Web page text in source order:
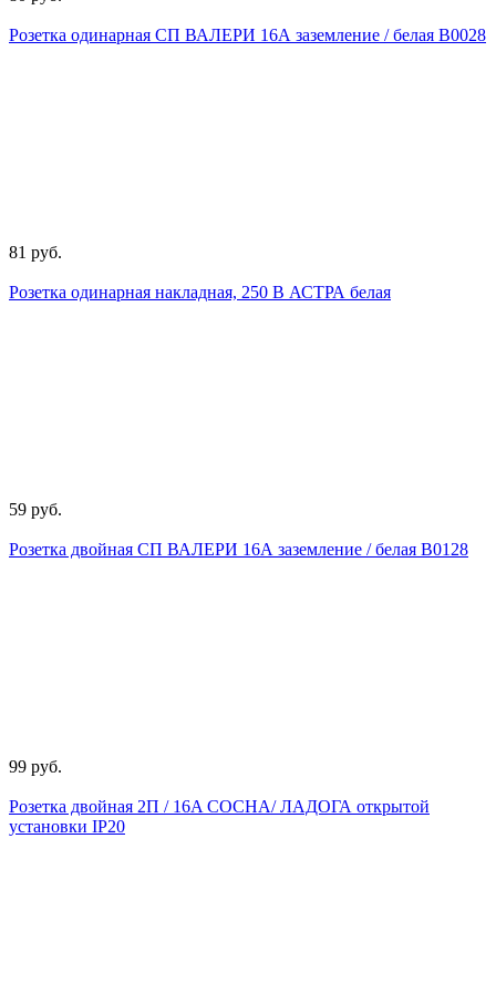
Розетка одинарная СП ВАЛЕРИ 16А заземление / белая В0028
81 руб.
Розетка одинарная накладная, 250 В АСТРА белая
59 руб.
Розетка двойная СП ВАЛЕРИ 16А заземление / белая В0128
99 руб.
Розетка двойная 2П / 16A СОСНА/ ЛАДОГА открытой
установки IP20